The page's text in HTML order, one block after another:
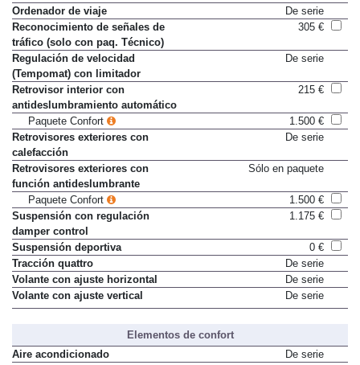
volante
Ordenador de viaje
De serie
Reconocimiento de señales de
tráfico (solo con paq. Técnico)
Regulación de velocidad
(Tempomat) con limitador
Retrovisor interior con
antideslumbramiento automático
Paquete Confort
1.500 €
Retrovisores exteriores con
calefacción
Retrovisores exteriores con
función antideslumbrante
Paquete Confort
1.500 €
Suspensión con regulación
damper control
Suspensión deportiva
0 €
Tracción quattro
De serie
Volante con ajuste horizontal
De serie
Volante con ajuste vertical
De serie
Elementos de confort